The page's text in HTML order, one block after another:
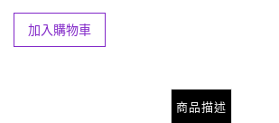
加入購物車
商品描述